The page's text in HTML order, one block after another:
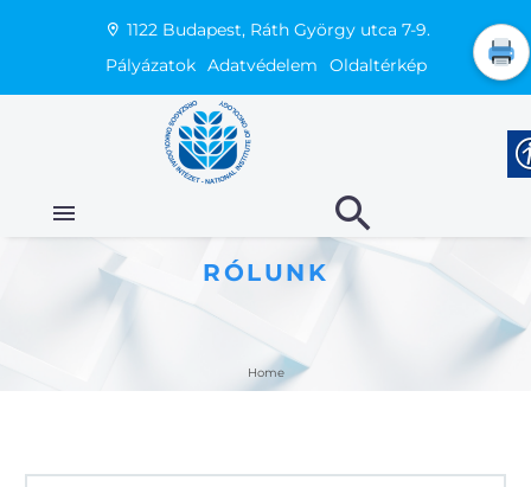
1122 Budapest, Ráth György utca 7-9.
Pályázatok Adatvédelem Oldaltérkép
RÓLUNK
Home